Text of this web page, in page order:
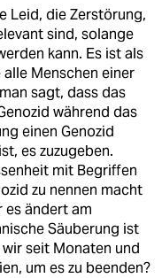
Leid, die Zerstörung,
sind, solange
kann. Es ist als
Menschen einer
sagt, dass das
während das
einen Genozid
es zuzugeben.
mit Begriffen
zu nennen macht
es ändert am
Säuberung ist
seit Monaten und
um es zu beenden?